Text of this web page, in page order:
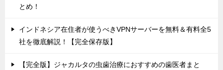
とめ！
インドネシア在住者が使うべきVPNサーバーを無料＆有料全5
社を徹底解説！【完全保存版】
【完全版】ジャカルタの虫歯治療におすすめの歯医者まと